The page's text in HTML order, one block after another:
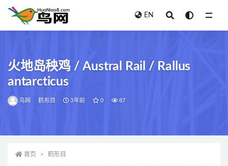
EN
火地岛秧鸡 / Austral Rail / Rallus
antarcticus
鸟网 鹤形目 3年前 0 87
首页 鹤形目